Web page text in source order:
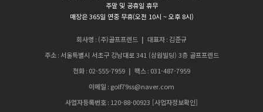
주말 및 공휴일 휴무
매장은 365일 연중 무휴(오전 10시 ~ 오후 8시)
회사명 : (주)골프프렌드 | 대표자: 김준규
주소 : 서울특별시 서초구 강남대로 341 (삼원빌딩) 3층 골프프렌드
전화: 02-555-7959 | 팩스: 031-487-7959
이메일 : golf79ss@naver.com
사업자등록번호: 120-88-00923 [사업자정보확인]